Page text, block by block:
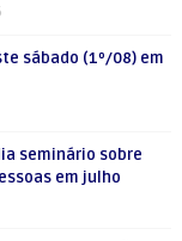
sábado (1º/08) em
seminário sobre
em julho